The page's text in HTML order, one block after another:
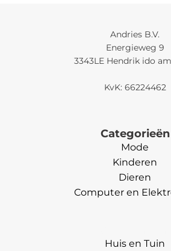
Andries B.V.
Energieweg 9
3343LE Hendrik ido
KvK: 66224462
Categorieën
Mode
Kinderen
Dieren
Computer en
Huis en Tuin